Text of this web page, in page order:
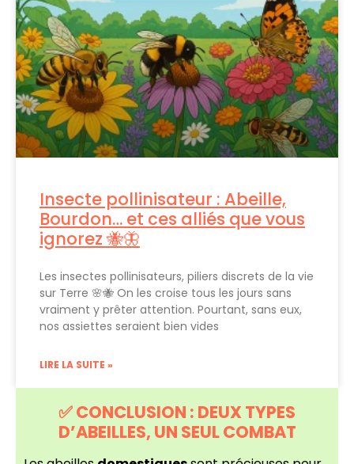
Insecte pollinisateur : Abeille,
Bourdon… et ces alliés que vous
ignorez 🐝🦋
Les insectes pollinisateurs, piliers discrets de la vie
sur Terre 🌸🐝 On les croise tous les jours sans
vraiment y prêter attention. Pourtant, sans eux,
nos assiettes seraient bien vides
LIRE LA SUITE »
✅ CONCLUSION : DEUX TYPES
D’ABEILLES, UN SEUL COMBAT